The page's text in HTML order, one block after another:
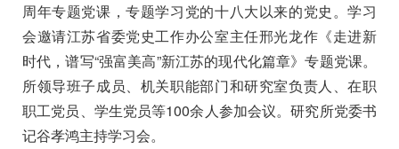
周年专题党课，专题学习党的十八大以来的党史。学习
会邀请江苏省委党史工作办公室主任邢光龙作《走进新
时代，谱写“强富美高”新江苏的现代化篇章》专题党课。
所领导班子成员、机关职能部门和研究室负责人、在职
职工党员、学生党员等100余人参加会议。研究所党委书
记谷孝鸿主持学习会。